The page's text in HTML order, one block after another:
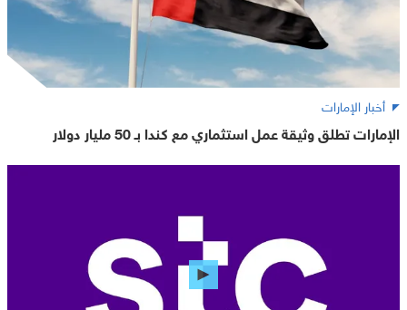
أخبار الإمارات
الإمارات تطلق وثيقة عمل استثماري مع كندا بـ 50 مليار دولار